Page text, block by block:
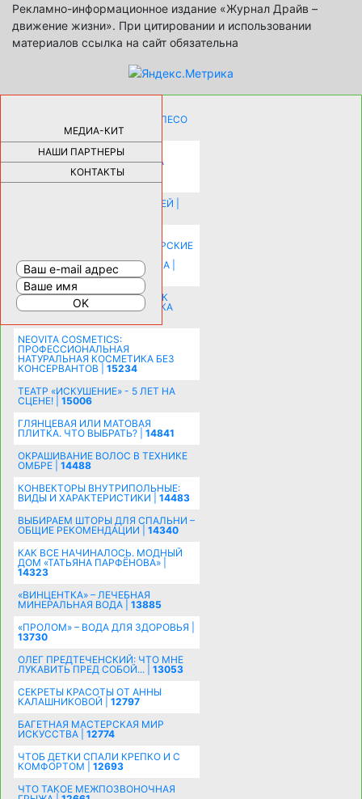
Рекламно-информационное издание «Журнал Драйв –
движение жизни». При цитировании и использовании
материалов ссылка на сайт обязательна
МЕДИА-КИТ
НАШИ ПАРТНЕРЫ
КОНТАКТЫ
КАК ДЕВУШКЕ ПОМЕНЯТЬ КОЛЕСО
НА АВТОМОБИЛЕ |69191
НОВЫЕ РАЗРАБОТКИ ДЛЯ
ОЗДОРОВЛЕНИЯ ОРГАНИЗМА
ПЛАТФОРМА ШУМАННА 3Д И
КАПСУЛА ЗДОРОВЬЯ |28329
ИСТОРИЯ НАКЛАДНЫХ НОГТЕЙ |
КОМНАТУ: ХИТРЫЕ ДИЗАЙНЕРСКИЕ
РАСШИРЕНИЯ ПРОСТРАНСТВА |
16208
СОБИРАЕМСЯ НА ПРАЗДНИК К
МОЛОДОЖЕНАМ: ПОДГОТОВКА
NEOVITA COSMETICS:
ПРОФЕССИОНАЛЬНАЯ
НАТУРАЛЬНАЯ КОСМЕТИКА БЕЗ
КОНСЕРВАНТОВ | 15234
ТЕАТР «ИСКУШЕНИЕ» - 5 ЛЕТ НА
СЦЕНЕ! | 15006
ГЛЯНЦЕВАЯ ИЛИ МАТОВАЯ
ПЛИТКА. ЧТО ВЫБРАТЬ? | 14841
ОКРАШИВАНИЕ ВОЛОС В ТЕХНИКЕ
ОМБРЕ | 14488
КОНВЕКТОРЫ ВНУТРИПОЛЬНЫЕ:
ВИДЫ И ХАРАКТЕРИСТИКИ | 14483
ВЫБИРАЕМ ШТОРЫ ДЛЯ СПАЛЬНИ –
ОБЩИЕ РЕКОМЕНДАЦИИ | 14340
КАК ВСЕ НАЧИНАЛОСЬ. МОДНЫЙ
ДОМ «ТАТЬЯНА ПАРФЁНОВА» |
14323
«ВИНЦЕНТКА» – ЛЕЧЕБНАЯ
МИНЕРАЛЬНАЯ ВОДА | 13885
«ПРОЛОМ» – ВОДА ДЛЯ ЗДОРОВЬЯ |
13730
ОЛЕГ ПРЕДТЕЧЕНСКИЙ: ЧТО МНЕ
ЛУКАВИТЬ ПРЕД СОБОЙ... | 13053
СЕКРЕТЫ КРАСОТЫ ОТ АННЫ
КАЛАШНИКОВОЙ | 12797
БАГЕТНАЯ МАСТЕРСКАЯ МИР
ИСКУССТВА | 12774
ЧТОБ ДЕТКИ СПАЛИ КРЕПКО И С
КОМФОРТОМ | 12693
ЧТО ТАКОЕ МЕЖПОЗВОНОЧНАЯ